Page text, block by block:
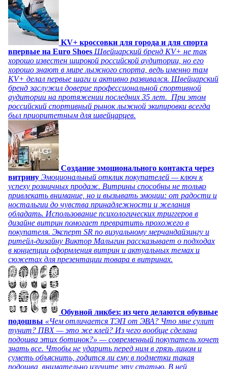
KV+ кроссовки для города и для спорта
впервые на Euro Shoes Швейцарский бренд KV+ не так
хорошо известен широкой российской аудитории, но его
хорошо знают в мире лыжного спорта, ведь именно там
KV+ делал первые шаги и активно развивался. Швейцарский
бренд заслужил доверие профессиональной спортивной
аудитории на протяжении последних 35 лет. При этом
российский спортивный рынок лыжной экипировки всегда
был приоритетным для швейцарцев.
Создание эмоционального контакта через
витрину Эмоциональный отклик покупателей — ключ к
успеху розничных продаж. Витрины способны не только
привлекать внимание, но и вызывать эмоции: от радости и
ностальгии до чувства принадлежности и желания
обладать. Использование психологических триггеров в
дизайне витрин помогает превратить прохожего в
покупателя. Эксперт SR по визуальному мерчандайзингу и
ритейл-дизайну Виктор Малыгин рассказывает о подходах
в концепции оформления витрин и актуальных темах и
сюжетах для презентации товара в витринах.
Обувной ликбез: из чего делаются обувные
подошвы «Чем отличается ТЭП от ЭВА? Что мне сулит
тунит? ПВХ — это же клей? Из чего вообще сделана
подошва этих ботинок?» — современный покупатель хочет
знать все. Чтобы не ударить перед ним в грязь лицом и
суметь объяснить, годится ли ему в подметки такая
подошва, внимательно изучите эту статью. В ней